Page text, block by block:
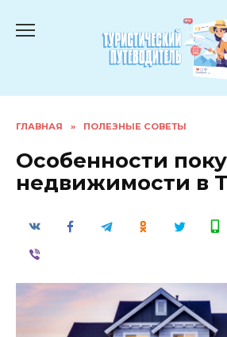
ГЛАВНАЯ » ПОЛЕЗНЫЕ СОВЕТЫ
Особенности
недвижимости в